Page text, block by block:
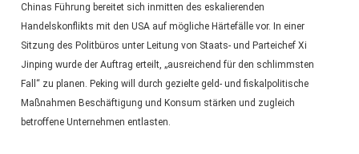
Chinas Führung bereitet sich inmitten des eskalierenden
Handelskonflikts mit den USA auf mögliche Härtefälle vor. In einer
Sitzung des Politbüros unter Leitung von Staats- und Parteichef Xi
Jinping wurde der Auftrag erteilt, „ausreichend für den schlimmsten
Fall“ zu planen. Peking will durch gezielte geld- und fiskalpolitische
Maßnahmen Beschäftigung und Konsum stärken und zugleich
betroffene Unternehmen entlasten.